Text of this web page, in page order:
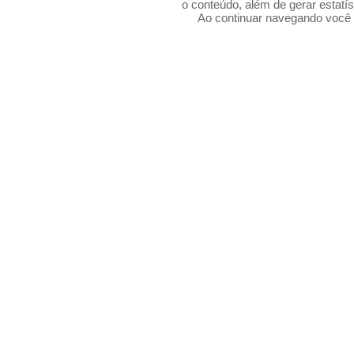
o conteúdo, além de gerar
Ao continuar navegando